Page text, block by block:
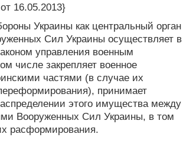
16.05.2013}
Украины как центральный орган
Сил Украины осуществляет в
управления военным
числе закрепляет военное
частями (в случае их
принимает
этого имущества между
Вооруженных Сил Украины, в том
расформирования.